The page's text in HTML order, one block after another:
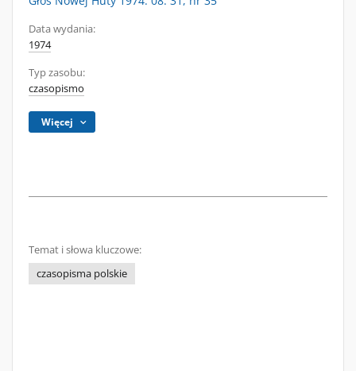
Data wydania:
1974
Typ zasobu:
czasopismo
Więcej
Temat i słowa kluczowe:
czasopisma polskie